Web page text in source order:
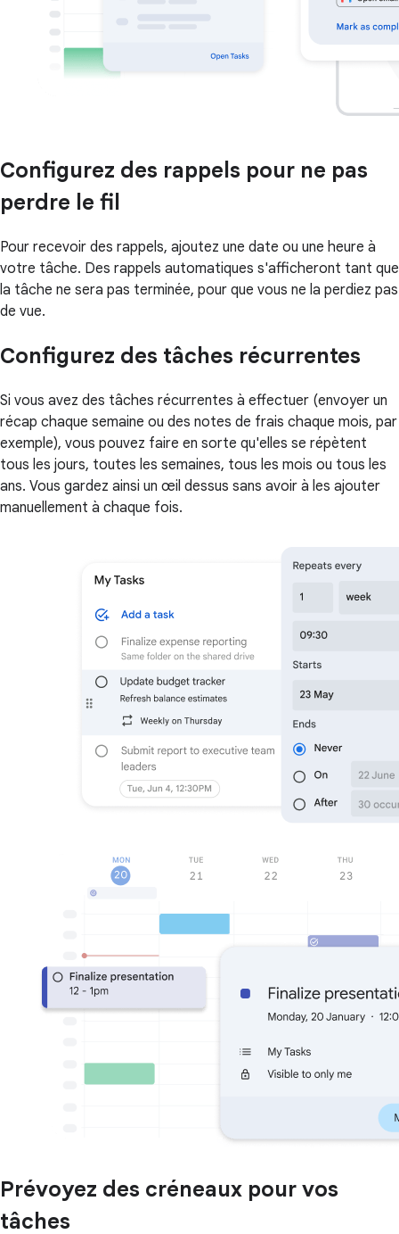
Configurez des rappels pour ne pas
perdre le fil
Pour recevoir des rappels, ajoutez une date ou une heure à
votre tâche. Des rappels automatiques s'afficheront tant que
la tâche ne sera pas terminée, pour que vous ne la perdiez pas
de vue.
Configurez des tâches récurrentes
Si vous avez des tâches récurrentes à effectuer (envoyer un
récap chaque semaine ou des notes de frais chaque mois, par
exemple), vous pouvez faire en sorte qu'elles se répètent
tous les jours, toutes les semaines, tous les mois ou tous les
ans. Vous gardez ainsi un œil dessus sans avoir à les ajouter
manuellement à chaque fois.
Prévoyez des créneaux pour vos
tâches